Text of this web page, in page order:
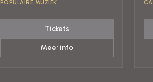
POPULAIRE MUZIEK
Tickets
Meer info